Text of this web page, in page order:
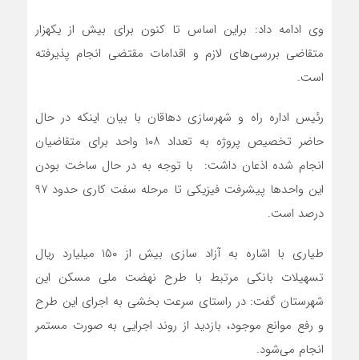
وی ادامه داد: براین اساس تا کنون برای بیش از یکهزار
متقاضی بررسی‌های لازم و اقدامات مقتضی انجام پذیرفته
است.
رئیس اداره راه و شهرسازی دهاقان با بیان اینکه در حال
حاضر تخصیص پروژه به تعداد ۱۰۸ واحد برای متقاضیان
انجام شده اذعان داشت: با توجه به در حال ساخت بودن
این واحدها پیشرفت فیزیکی تا مرحله سفت کاری حدود ۹۷
درصد است.
طیاری با اشاره به آزاد سازی بیش از ۱۵۰ میلیارد ریال
تسهیلات بانکی مرتبط با طرح نهضت ملی مسکن این
شهرستان گفت: در راستای سرعت بخشی به اجرای این طرح
و رفع موانع موجود، بازدید از روند اجرایی به صورت مستمر
انجام می‌شود.